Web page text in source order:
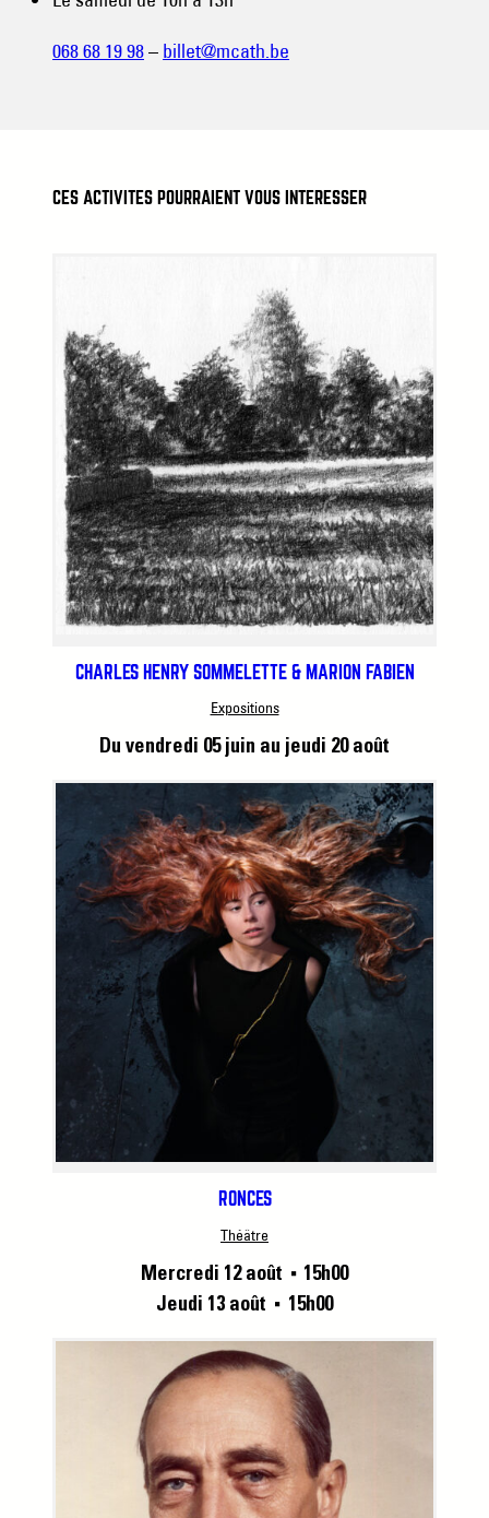
068 68 19 98– billet@mcath.be
CES ACTIVITÉS POURRAIENT VOUS INTÉRESSER
CHARLES HENRY SOMMELETTE & MARION FABIEN
Expositions
Du vendredi 05 juin au jeudi 20 août
RONCES
Théâtre
Mercredi 12 août ■
15h00
Jeudi 13 août
■ 15h00